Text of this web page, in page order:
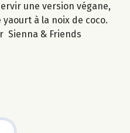
une version végane,
à la noix de coco.
Sienna & Friends